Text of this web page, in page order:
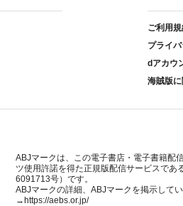
ご利用
プライ
dアカウ
海賊版
ABJマークは、この電子書店・電子書籍配
ツ使用許諾を得た正規版配信サービスであ
6091713号）です。
ABJマークの詳細、ABJマークを掲示して
→https://aebs.or.jp/